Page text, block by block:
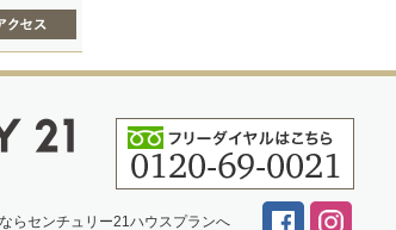
らセンチュリー21ハウスプランへ